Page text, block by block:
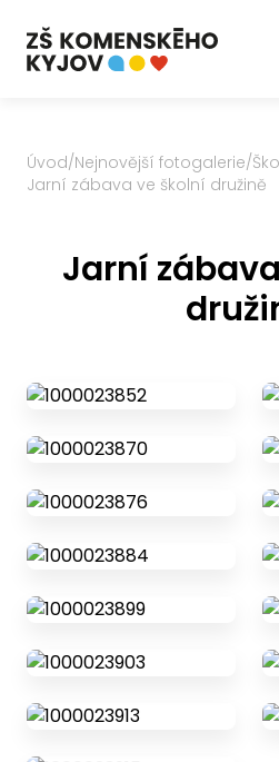
Úvod/Nejnovější fotogalerie/
Jarní zábava ve školní družině
Jarní